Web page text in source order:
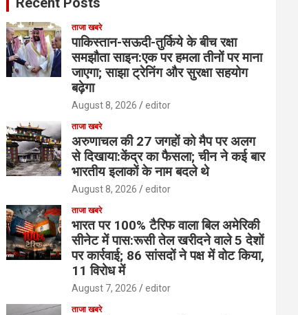
ताजा खबरे
पाकिस्तान-सऊदी-तुर्किये के बीच रक्षा
समझौता साइन:एक पर हमला तीनों पर माना
जाएगा; साझा ट्रेनिंग और सुरक्षा सहयोग
बढ़ेगा
August 8, 2026 editor
ताजा खबरे
अरुणाचल की 27 जगहों को मैप पर अलग
से दिखाया:केंद्र का फैसला; चीन ने कई बार
भारतीय इलाकों के नाम बदले थे
August 8, 2026 editor
ताजा खबरे
भारत पर 100% टैरिफ वाला बिल अमेरिकी
सीनेट में पास:रूसी तेल खरीदने वाले 5 देशों
पर कार्रवाई; 86 सांसदों ने पक्ष में वोट किया,
11 विरोध में
August 7, 2026 editor
ताजा खबरे